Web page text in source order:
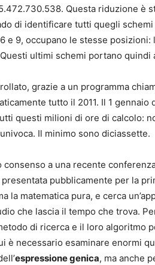
Questa riduzione è
di identificare tutti quegli
e 9, occupano le stesse posizioni:
ultimi schemi portano quindi
grazie a un programma
tutto il 2011. Il 1 gennaio
questi milioni di ore di calcolo:
Il minimo sono diciassette.
a una recente
pubblicamente per la
la matematica pura, e cerca
che lascia il tempo che trova.
di ricerca e il loro algoritmo
è necessario esaminare enormi
espressione genica, ma anche